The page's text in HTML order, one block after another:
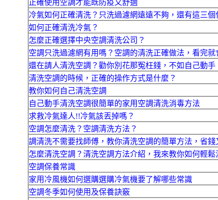
正確使用空調才能既防疫又舒適
冷氣如何正確清洗？只洗過濾網遠遠不夠，還有這三個
如何正確清洗冷氣？
怎麼正確選擇中央空調清洗公司？
空調只洗過濾網有用嗎？空調的清洗正確做法，看完就
還在請人清洗空調？勸你別花那冤枉錢，不如自己動手
清洗空調的時候，正確的操作方式是什麼？
教你如何自己清洗空調
自己動手清洗空調很簡單的家用空調清洗消毒方法
求救冷氣達人!!冷氣該丟掉嗎？
空調怎麼清洗？空調清洗方法？
調清洗不需要找師傅，教你清洗空調的簡單方法，省錢
怎麼清洗空調？清洗空調方法介紹，我來教你如何輕鬆
空調保養常識
家用冷風機如何選購選購冷氣機要了解哪些常識
空調冬季如何使用及保養訣竅